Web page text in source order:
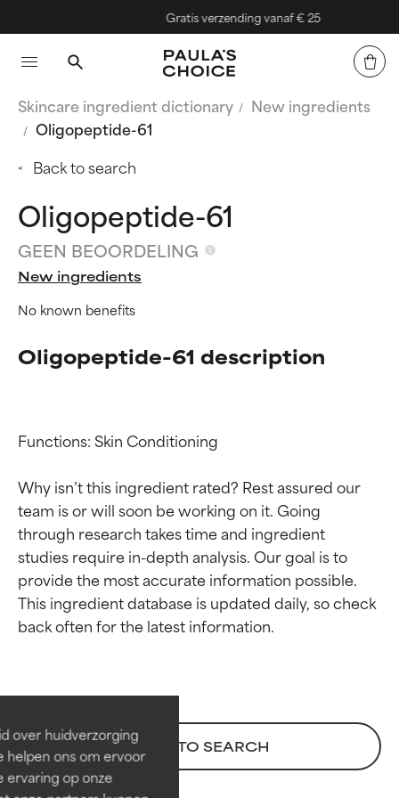
over huidverzorging
helpen ons om ervoor
ervaring op onze
Gratis verzending vanaf € 25
Skincare ingredient dictionary
New ingredients
Oligopeptide-61
Back to search
Oligopeptide-61
GEEN BEOORDELING
New ingredients
No known benefits
Oligopeptide-61 description
Functions: Skin Conditioning
Why isn’t this ingredient rated? Rest assured our
team is or will soon be working on it. Going
through research takes time and ingredient
studies require in-depth analysis. Our goal is to
provide the most accurate information possible.
This ingredient database is updated daily, so check
BACK TO SEARCH
Beoordelingen van
Bewezen en ondersteund door
onafhankelijk onderzoek.
Uitstekend actief ingrediënt
voor de meeste huidtypen of
Beoordelingen van
Bewezen en ondersteund door
onafhankelijk onderzoek.
Uitstekend actief ingrediënt
voor de meeste huidtypen of